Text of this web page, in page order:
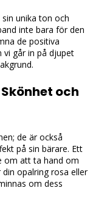
unika ton och
inte bara för den
de positiva
vi går in på djupet
och
de är också
på sin bärare. Ett
om att ta hand om
opalring rosa eller
om dess